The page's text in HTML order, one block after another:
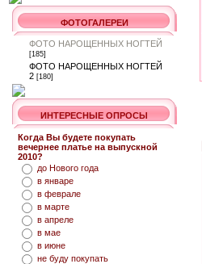
ФОТОГАЛЕРЕИ
ФОТО НАРОЩЕННЫХ НОГТЕЙ
[185]
ФОТО НАРОЩЕННЫХ НОГТЕЙ
2 [180]
ИНТЕРЕСНЫЕ ОПРОСЫ
Когда Вы будете покупать
вечернее платье на выпускной
2010?
до Нового года
в январе
в феврале
в марте
в апреле
в мае
в июне
не буду покупать